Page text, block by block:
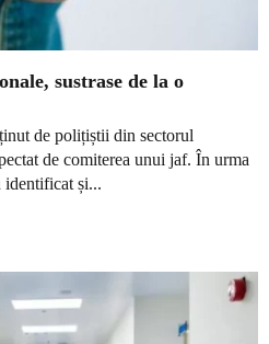
sustrase de la o
de polițiștii din sectorul
de comiterea unui jaf. În urma
identificat și...